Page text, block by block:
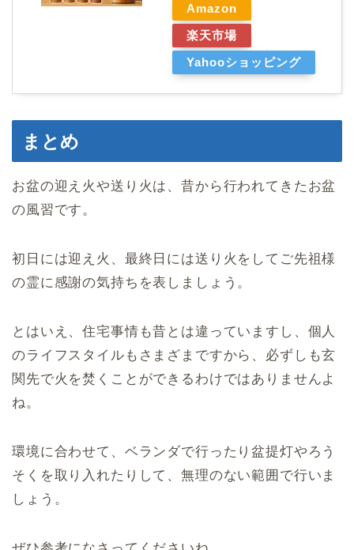
Amazon
楽天市場
Yahooショッピング
まとめ
お盆の迎え火や送り火は、昔から行われてきたお盆
の風習です。
初日には迎え火、最終日には送り火をしてご先祖様
の霊に感謝の気持ちを表しましょう。
とはいえ、住宅事情も昔とは違っていますし、個人
のライフスタイルもさまざまですから、必ずしも玄
関先で火を焚くことができるわけではありませんよ
ね。
環境に合わせて、ベランダで行ったり盆提灯やろう
そくを取り入れたりして、無理のない範囲で行いま
しょう。